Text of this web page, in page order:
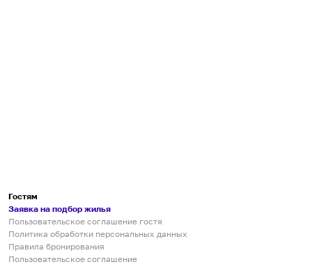
Гостям
Заявка на подбор жилья
Пользовательское соглашение гостя
Политика обработки персональных данных
Правила бронирования
Пользовательское соглашение